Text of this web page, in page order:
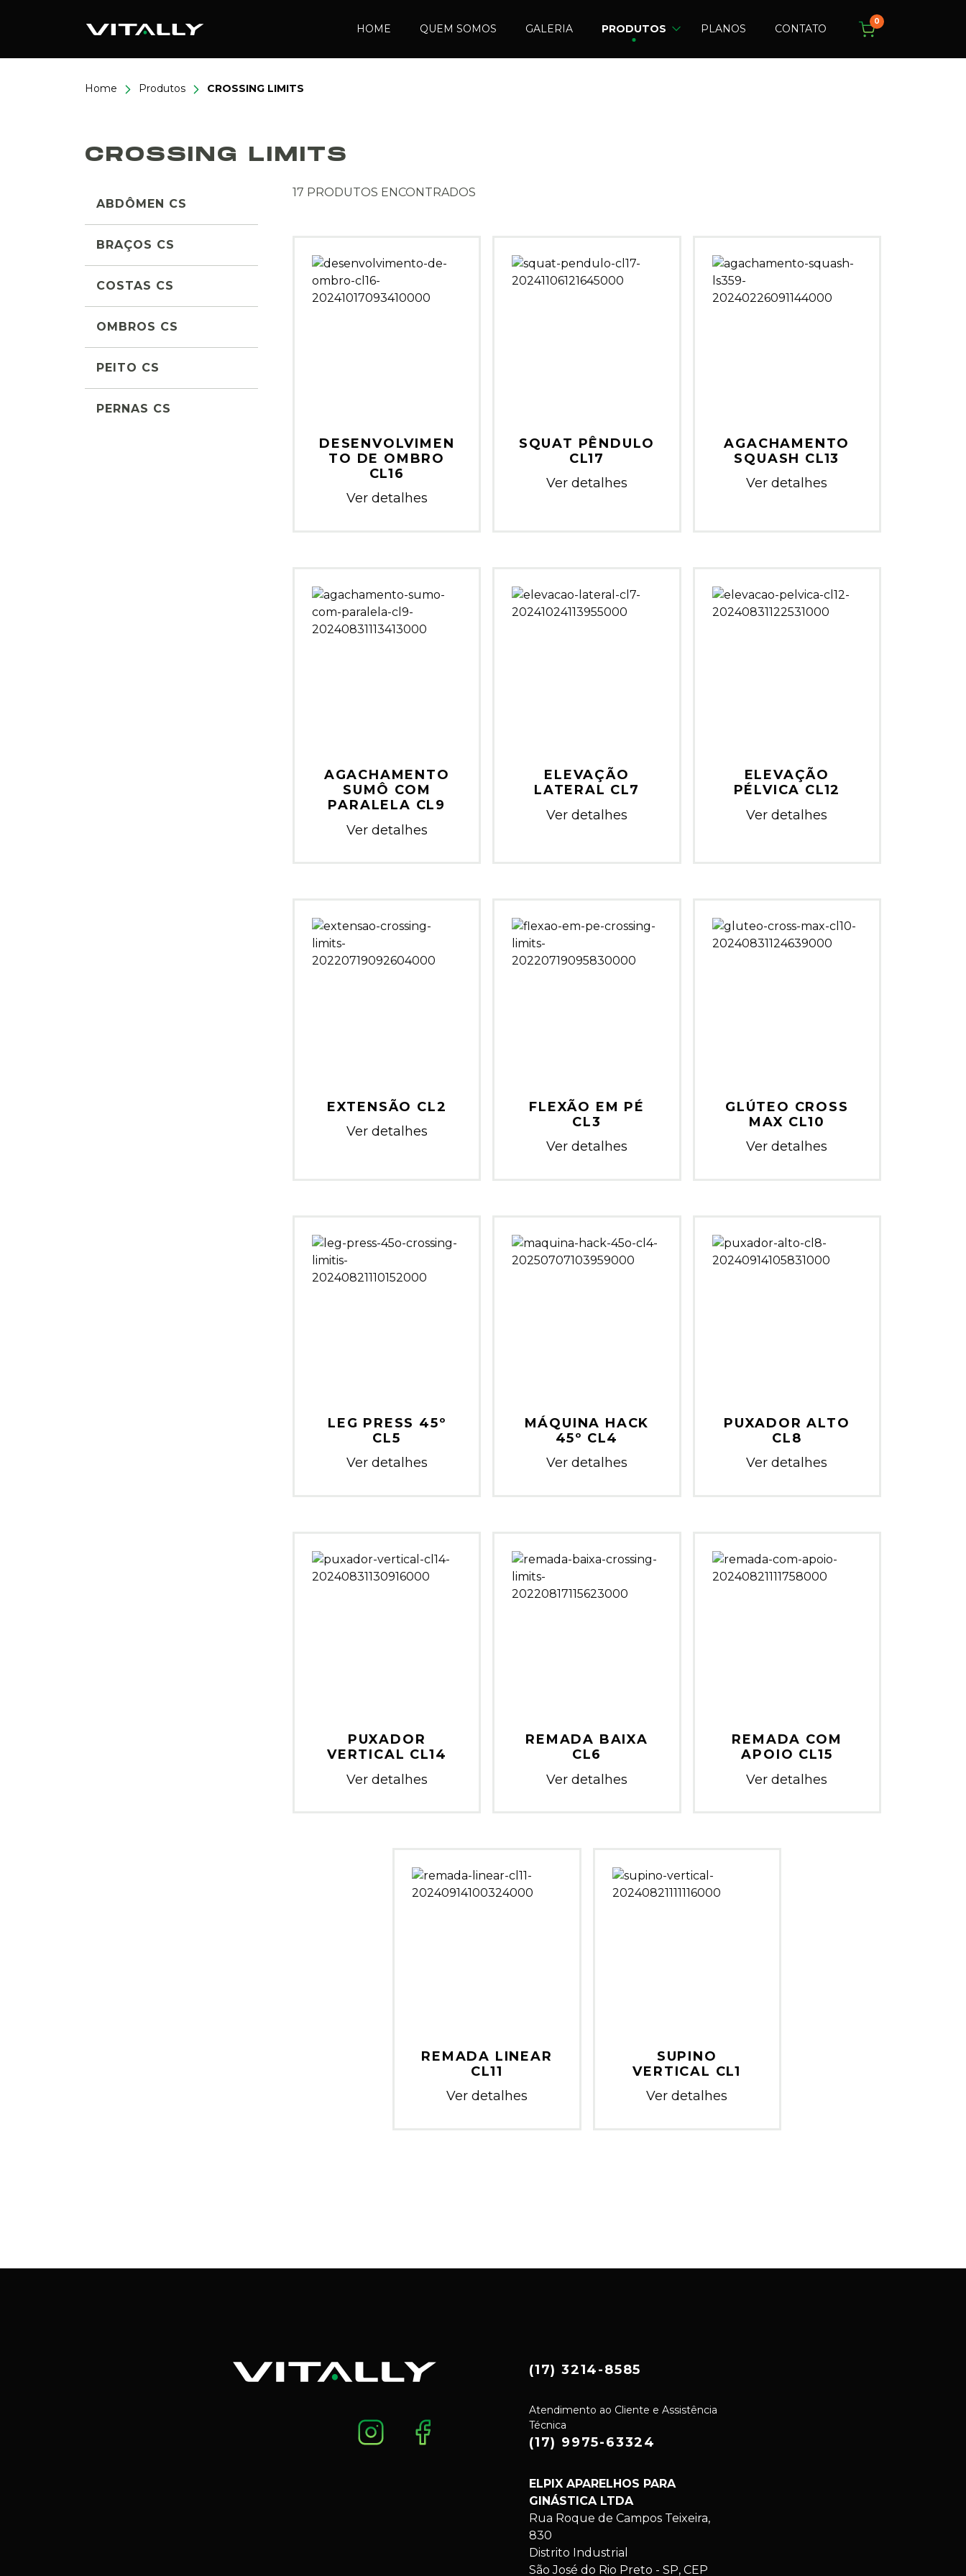
HOME QUEM SOMOS GALERIA PRODUTOS PLANOS CONTATO
0
Home Produtos CROSSING LIMITS
CROSSING LIMITS
ABDÔMEN CS
BRAÇOS CS
COSTAS CS
OMBROS CS
PEITO CS
PERNAS CS
17 PRODUTOS ENCONTRADOS
DESENVOLVIMEN
TO DE OMBRO
CL16
Ver detalhes
SQUAT PÊNDULO
CL17
Ver detalhes
AGACHAMENTO
SQUASH CL13
Ver detalhes
AGACHAMENTO
SUMÔ COM
PARALELA CL9
Ver detalhes
ELEVAÇÃO
LATERAL CL7
Ver detalhes
ELEVAÇÃO
PÉLVICA CL12
Ver detalhes
EXTENSÃO CL2
Ver detalhes
FLEXÃO EM PÉ
CL3
Ver detalhes
GLÚTEO CROSS
MAX CL10
Ver detalhes
LEG PRESS 45º
CL5
Ver detalhes
MÁQUINA HACK
45º CL4
Ver detalhes
PUXADOR ALTO
CL8
Ver detalhes
PUXADOR
VERTICAL CL14
Ver detalhes
REMADA BAIXA
CL6
Ver detalhes
REMADA COM
APOIO CL15
Ver detalhes
REMADA LINEAR
CL11
Ver detalhes
SUPINO
VERTICAL CL1
Ver detalhes
(17) 3214-8585
Atendimento ao Cliente e Assistência
Técnica
(17) 9975-63324
ELPIX APARELHOS PARA
GINÁSTICA LTDA
Rua Roque de Campos Teixeira,
830
Distrito Industrial
São José do Rio Preto - SP, CEP